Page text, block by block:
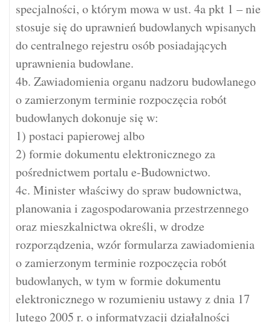
specjalności, o którym mowa w ust. 4a pkt 1 – nie
stosuje się do uprawnień budowlanych wpisanych
do centralnego rejestru osób posiadających
uprawnienia budowlane.
4b. Zawiadomienia organu nadzoru budowlanego
o zamierzonym terminie rozpoczęcia robót
budowlanych dokonuje się w:
1) postaci papierowej albo
2) formie dokumentu elektronicznego za
pośrednictwem portalu e-Budownictwo.
4c. Minister właściwy do spraw budownictwa,
planowania i zagospodarowania przestrzennego
oraz mieszkalnictwa określi, w drodze
rozporządzenia, wzór formularza zawiadomienia
o zamierzonym terminie rozpoczęcia robót
budowlanych, w tym w formie dokumentu
elektronicznego w rozumieniu ustawy z dnia 17
lutego 2005 r. o informatyzacji działalności